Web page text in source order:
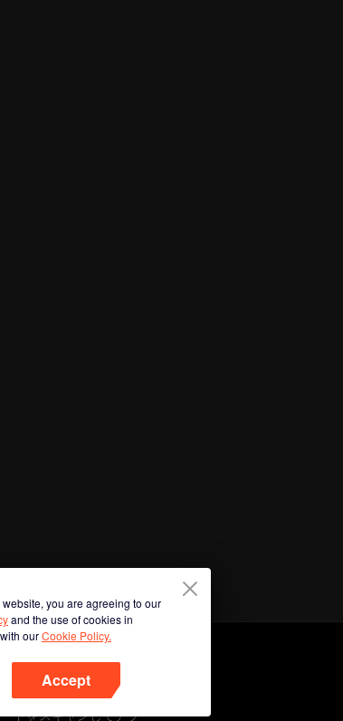
website, you are agreeing to our
and the use of cookies in
ourCookie Policy.
Accept
ドをスキャンしてアプ